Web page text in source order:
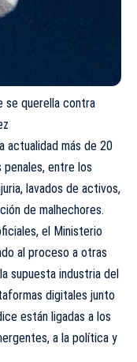
se querella contra
actualidad más de 20
entre los
lavados de activos,
de malhechores.
el Ministerio
al proceso a otras
supuesta industria del
digitales junto
están ligadas a los
a la política y